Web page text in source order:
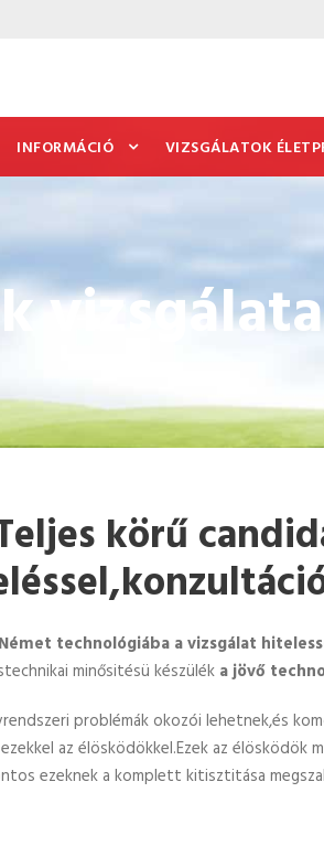
INFORMÁCIÓ VIZSGÁLATOK
vizsgálata
körű
technológiába a vizsgálat
minősitésü készülék a jövő
problémák okozói lehetnek,és
az élösködökkel.Ezek az
ezeknek a komplett kitisztitása